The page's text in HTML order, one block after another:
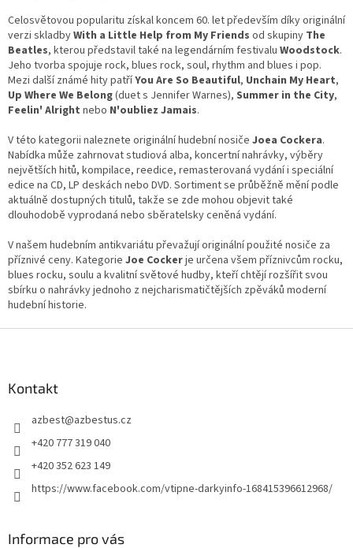
p
r
v
k
y
v
ý
i
s
u
Celosvětovou popularitu získal koncem 60. let především díky originální
verzi skladbyWith a Little Help from My Friends od skupiny The
Beatles, kterou představil také na legendárním festivalu Woodstock.
Jeho tvorba spojuje rock, blues rock, soul, rhythm and blues i pop.
Mezi další známé hity patříYou Are So Beautiful, Unchain My Heart,
Up Where We Belong(duet s Jennifer Warnes), Summer in the City,
Feelin' Alright nebo N'oubliez Jamais.
V této kategorii naleznete originální hudební nosiče Joea Cockera.
Nabídka může zahrnovat studiová alba, koncertní nahrávky, výběry
největších hitů, kompilace, reedice, remasterovaná vydání i speciální
edice na CD, LP deskách nebo DVD. Sortiment se průběžně mění podle
aktuálně dostupných titulů, takže se zde mohou objevit také
dlouhodobě vyprodaná nebo sběratelsky ceněná vydání.
V našem hudebním antikvariátu převažují originální použité nosiče za
příznivé ceny. Kategorie Joe Cockerje určena všem příznivcům rocku,
blues rocku, soulu a kvalitní světové hudby, kteří chtějí rozšířit svou
sbírku o nahrávky jednoho z nejcharismatičtějších zpěváků moderní
hudební historie.
Kontakt
azbest@azbestus.cz
+420 777 319 040
+420 352 623 149
https://www.facebook.com/vtipne-darkyinfo-168415396612968/
Informace pro vás